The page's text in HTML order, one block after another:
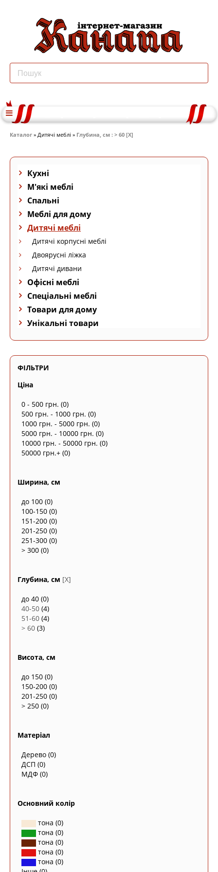
Каталог » Дитячі меблі » Глубина, см : > 60 [X]
Кухні
М'які меблі
Спальні
Меблі для дому
Дитячі меблі
Дитячі корпусні меблі
Двоярусні ліжка
Дитячі дивани
Офісні меблі
Спеціальні меблі
Товари для дому
Унікальні товари
ФІЛЬТРИ
Ціна
0 - 500 грн. (0)
500 грн. - 1000 грн. (0)
1000 грн. - 5000 грн. (0)
5000 грн. - 10000 грн. (0)
10000 грн. - 50000 грн. (0)
50000 грн.+ (0)
Ширина, см
до 100 (0)
100-150 (0)
151-200 (0)
201-250 (0)
251-300 (0)
> 300 (0)
Глубина, см [X]
до 40 (0)
40-50 (4)
51-60 (4)
> 60 (3)
Висота, см
до 150 (0)
150-200 (0)
201-250 (0)
> 250 (0)
Матеріал
Дерево (0)
ДСП (0)
МДФ (0)
Основний колір
тона (0)
тона (0)
тона (0)
тона (0)
тона (0)